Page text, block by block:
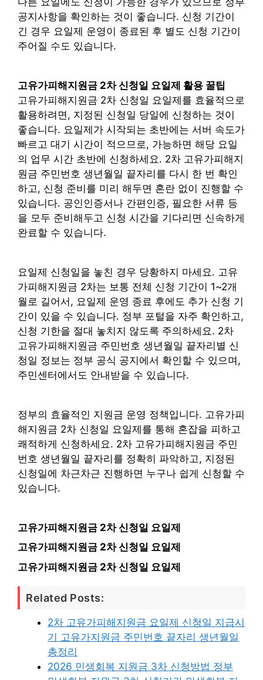
공지사항을 확인하는 것이 좋습니다. 신청 기간이
긴 경우 요일제 운영이 종료된 후 별도 신청 기간이
주어질 수도 있습니다.
고유가피해지원금 2차 신청일 요일제 활용 꿀팁
고유가피해지원금 2차 신청일 요일제를 효율적으로
활용하려면, 지정된 신청일 당일에 신청하는 것이
좋습니다. 요일제가 시작되는 초반에는 서버 속도가
빠르고 대기 시간이 적으므로, 가능하면 해당 요일
의 업무 시간 초반에 신청하세요. 2차 고유가피해지
원금 주민번호 생년월일 끝자리를 다시 한 번 확인
하고, 신청 준비를 미리 해두면 혼란 없이 진행할 수
있습니다. 공인인증서나 간편인증, 필요한 서류 등
을 모두 준비해두고 신청 시간을 기다리면 신속하게
완료할 수 있습니다.
요일제 신청일을 놓친 경우 당황하지 마세요. 고유
가피해지원금 2차는 보통 전체 신청 기간이 1~2개
월로 길어서, 요일제 운영 종료 후에도 추가 신청 기
간이 있을 수 있습니다. 정부 포털을 자주 확인하고,
신청 기한을 절대 놓치지 않도록 주의하세요. 2차
고유가피해지원금 주민번호 생년월일 끝자리별 신
청일 정보는 정부 공식 공지에서 확인할 수 있으며,
주민센터에서도 안내받을 수 있습니다.
정부의 효율적인 지원금 운영 정책입니다. 고유가피
해지원금 2차 신청일 요일제를 통해 혼잡을 피하고
쾌적하게 신청하세요. 2차 고유가피해지원금 주민
번호 생년월일 끝자리를 정확히 파악하고, 지정된
신청일에 차근차근 진행하면 누구나 쉽게 신청할 수
있습니다.
고유가피해지원금 2차 신청일 요일제
고유가피해지원금 2차 신청일 요일제
고유가피해지원금 2차 신청일 요일제
Related Posts:
2차 고유가피해지원금 요일제 신청일 지급시
기 고유가지원금 주민번호 끝자리 생년월일
총정리
2026 민생회복 지원금 3차 신청방법 정부